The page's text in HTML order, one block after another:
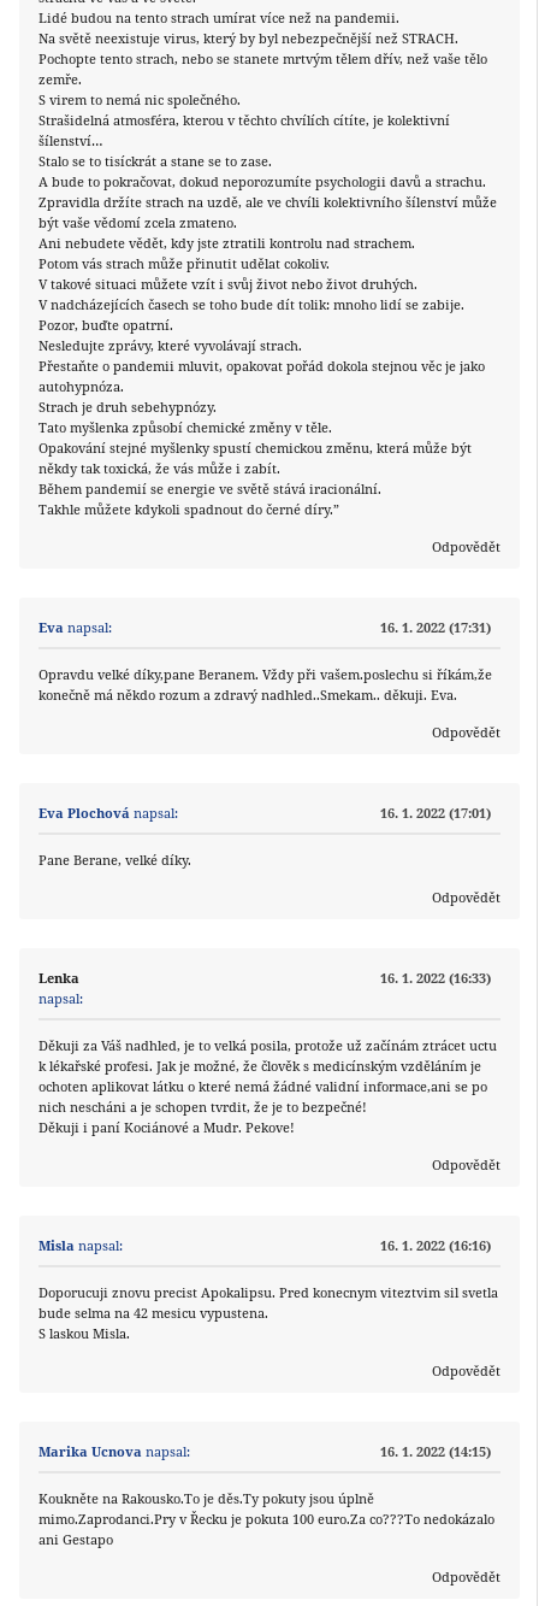
Lidé budou na tento strach umírat více než na pandemii.
Na světě neexistuje virus, který by byl nebezpečnější než STRACH.
Pochopte tento strach, nebo se stanete mrtvým tělem dřív, než vaše tělo
zemře.
S virem to nemá nic společného.
Strašidelná atmosféra, kterou v těchto chvílích cítíte, je kolektivní
šílenství…
Stalo se to tisíckrát a stane se to zase.
A bude to pokračovat, dokud neporozumíte psychologii davů a strachu.
Zpravidla držíte strach na uzdě, ale ve chvíli kolektivního šílenství může
být vaše vědomí zcela zmateno.
Ani nebudete vědět, kdy jste ztratili kontrolu nad strachem.
Potom vás strach může přinutit udělat cokoliv.
V takové situaci můžete vzít i svůj život nebo život druhých.
V nadcházejících časech se toho bude dít tolik: mnoho lidí se zabije.
Pozor, buďte opatrní.
Nesledujte zprávy, které vyvolávají strach.
Přestaňte o pandemii mluvit, opakovat pořád dokola stejnou věc je jako
autohypnóza.
Strach je druh sebehypnózy.
Tato myšlenka způsobí chemické změny v těle.
Opakování stejné myšlenky spustí chemickou změnu, která může být
někdy tak toxická, že vás může i zabít.
Během pandemií se energie ve světě stává iracionální.
Takhle můžete kdykoli spadnout do černé díry.”
Odpovědět
Eva napsal: 16. 1. 2022 (17:31)
Opravdu velké díky,pane Beranem. Vždy při vašem.poslechu si říkám,že
konečně má někdo rozum a zdravý nadhled..Smekam.. děkuji. Eva.
Odpovědět
Eva Plochová napsal: 16. 1. 2022 (17:01)
Pane Berane, velké díky.
Odpovědět
Lenka
napsal:
16. 1. 2022 (16:33)
Děkuji za Váš nadhled, je to velká posila, protože už začínám ztrácet uctu
k lékařské profesi. Jak je možné, že člověk s medicínským vzděláním je
ochoten aplikovat látku o které nemá žádné validní informace,ani se po
nich nescháni a je schopen tvrdit, že je to bezpečné!
Děkuji i paní Kociánové a Mudr. Pekove!
Odpovědět
Misla napsal: 16. 1. 2022 (16:16)
Doporucuji znovu precist Apokalipsu. Pred konecnym viteztvim sil svetla
bude selma na 42 mesicu vypustena.
S laskou Misla.
Odpovědět
Marika Ucnova napsal: 16. 1. 2022 (14:15)
Koukněte na Rakousko.To je děs.Ty pokuty jsou úplně
mimo.Zaprodanci.Pry v Řecku je pokuta 100 euro.Za co???To nedokázalo
ani Gestapo
Odpovědět